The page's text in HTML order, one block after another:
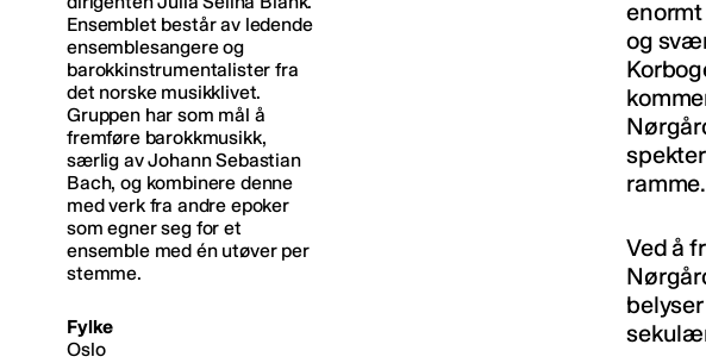
Ensemblet består av ledende
ensemblesangere og
barokkinstrumentalister fra
det norske musikklivet.
Gruppen har som mål å
fremføre barokkmusikk,
særlig av Johann Sebastian
Bach, og kombinere denne
med verk fra andre epoker
som egner seg for et
ensemble med én utøver per
stemme.
Fylke
Oslo
enormt
og
ramme.
Ved å